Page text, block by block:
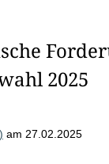
2025
am 27.02.2025